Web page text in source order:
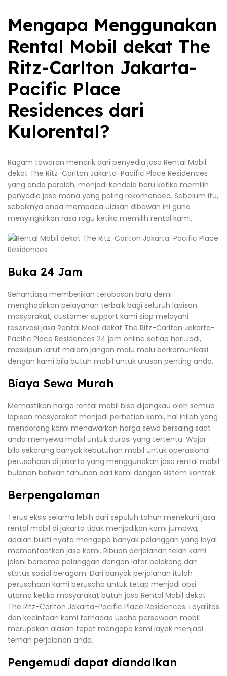
Mengapa Menggunakan
Rental Mobil dekat The
Ritz-Carlton Jakarta-
Pacific Place
Residences dari
Kulorental?
Ragam tawaran menarik dari penyedia jasa Rental Mobil
dekat The Ritz-Carlton Jakarta-Pacific Place Residences
yang anda peroleh, menjadi kendala baru ketika memilih
penyedia jasa mana yang paling rekomended. Sebelum itu,
sebaiknya anda membaca ulasan dibawah ini guna
menyingkirkan rasa ragu ketika memilih rental kami.
Buka 24 Jam
Senantiasa memberikan terobosan baru demi
menghadirkan pelayanan terbaik bagi seluruh lapisan
masyarakat, customer support kami siap melayani
reservasi jasa Rental Mobil dekat The Ritz-Carlton Jakarta-
Pacific Place Residences 24 jam online setiap hari.Jadi,
meskipun larut malam jangan malu malu berkomunikasi
dengan kami bila butuh mobil untuk urusan penting anda.
Biaya Sewa Murah
Memastikan harga rental mobil bisa dijangkau oleh semua
lapisan masyarakat menjadi perhatian kami, hal inilah yang
mendorong kami menawarkan harga sewa bersaing saat
anda menyewa mobil untuk durasi yang tertentu. Wajar
bila sekarang banyak kebutuhan mobil untuk operasional
perusahaan di jakarta yang menggunakan jasa rental mobil
bulanan bahkan tahunan dari kami dengan sistem kontrak.
Berpengalaman
Terus eksis selama lebih dari sepuluh tahun menekuni jasa
rental mobil di jakarta tidak menjadikan kami jumawa,
adalah bukti nyata mengapa banyak pelanggan yang loyal
memanfaatkan jasa kami. Ribuan perjalanan telah kami
jalani bersama pelanggan dengan latar belakang dan
status sosial beragam. Dari banyak perjalanan itulah
perusahaan kami berusaha untuk tetap menjadi opsi
utama ketika masyarakat butuh jasa Rental Mobil dekat
The Ritz-Carlton Jakarta-Pacific Place Residences. Loyalitas
dan kecintaan kami terhadap usaha persewaan mobil
merupakan alasan tepat mengapa kami layak menjadi
teman perjalanan anda.
Pengemudi dapat diandalkan